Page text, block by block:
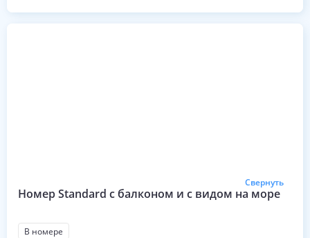
Номер Standard с балконом и с видом на море
Свернуть
В номере